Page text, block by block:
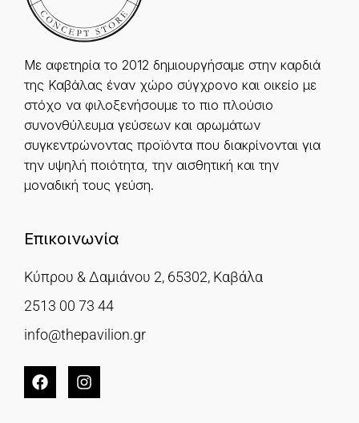
Με αφετηρία το 2012 δημιουργήσαμε στην καρδιά
της Καβάλας έναν χώρο σύγχρονο και οικείο με
στόχο να φιλοξενήσουμε το πιο πλούσιο
συνονθύλευμα γεύσεων και αρωμάτων
συγκεντρώνοντας προϊόντα που διακρίνονται για
την υψηλή ποιότητα, την αισθητική και την
μοναδική τους γεύση.
Επικοινωνία
Κύπρου & Δαμιάνου 2, 65302, Καβάλα
2513 00 73 44
info@thepavilion.gr